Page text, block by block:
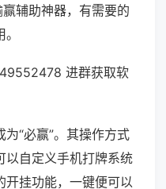
辅助神器，有需要的
进群获取软
“必赢”。其操作方式
以自定义手机打牌系统
开挂功能，一键便可以